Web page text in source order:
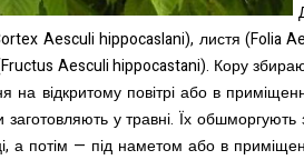
Aesculi hippocaslani), листя (Folia
Aesculi hippocastani). Кору
на відкритому повітрі або в
заготовляють у травні. Їх обшморгують
а потім — під наметом або в